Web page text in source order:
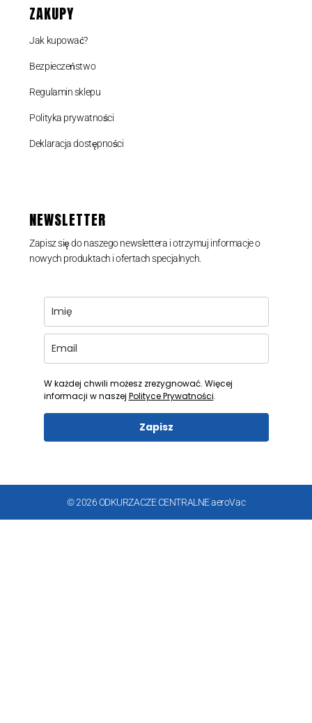
ZAKUPY
Jak kupować?
Bezpieczeństwo
Regulamin sklepu
Polityka prywatności
Deklaracja dostępności
NEWSLETTER
Zapisz się do naszego newslettera i otrzymuj informacje o
nowych produktach i ofertach specjalnych.
W każdej chwili możesz zrezygnować. Więcej
informacji w naszej Polityce Prywatności.
Zapisz
© 2026 ODKURZACZE CENTRALNE aeroVac